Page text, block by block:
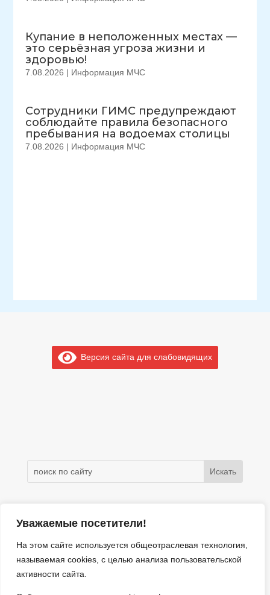
Уважаемые посетители!
На этом сайте используется общеотраслевая технология,
называемая cookies , с целью анализа пользовательской
активности сайта.
Купание в неположенных местах —
это серьёзная угроза жизни и
здоровью!
7.08.2026 | Информация МЧС
Сотрудники ГИМС предупреждают
соблюдайте правила безопасного
пребывания на водоемах столицы
7.08.2026 | Информация МЧС
Версия сайта для слабовидящих
г. Москва, ул. Красноярская, дом 5/36
8 (495) 122-23-60
e-mail: vmo.golyanovo@mail.ru